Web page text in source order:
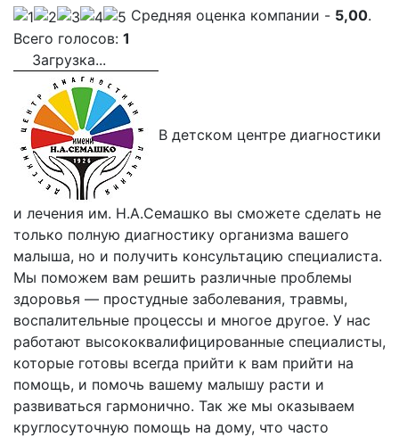
Cредняя оценка компании - 5,00.
Всего голосов: 1
Загрузка...
В детском центре диагностики
и лечения им. Н.А.Семашко вы сможете сделать не
только полную диагностику организма вашего
малыша, но и получить консультацию специалиста.
Мы поможем вам решить различные проблемы
здоровья — простудные заболевания, травмы,
воспалительные процессы и многое другое. У нас
работают высококвалифицированные специалисты,
которые готовы всегда прийти к вам прийти на
помощь, и помочь вашему малышу расти и
развиваться гармонично. Так же мы оказываем
круглосуточную помощь на дому, что часто